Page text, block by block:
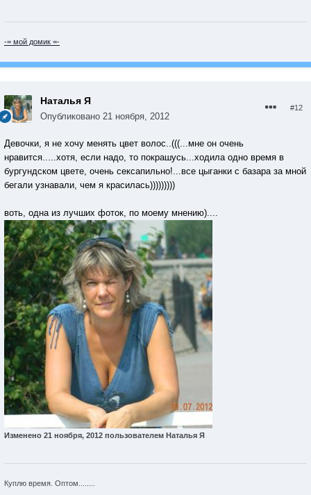
-= мой домик =-
Наталья Я
Опубликовано 21 ноября, 2012
#12
Девочки, я не хочу менять цвет волос..(((...мне он очень
нравится.....хотя, если надо, то покрашусь...ходила одно время в
бургундском цвете, очень сексапильно!...все цыганки с базара за мной
бегали узнавали, чем я красилась)))))))))
воть, одна из лучших фоток, по моему мнению)....
Изменено 21 ноября, 2012 пользователем Наталья Я
Куплю время. Оптом........